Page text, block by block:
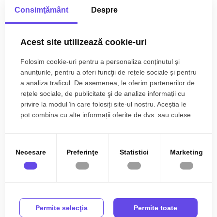
Front stradal:
An renovare: 2015
Structura rezistenta: Caramida
Regim inaltime:
Mai multe caracteristici
Descriere
Doresti sa te muti intr-o zona mai linistita si retrasa?
TABOO Imobiliare iti propune aceasta casa de vanzare cu
3 camere in Sura Mica. Casa de vanzare din Sura Mica
este o casa de tip case insiruite, cu un regim de inaltime
Parter + Mansarda.
~ Pod depozitare.
centrala proprie, calorifere.
Suprafata construita a casei este de 140 mp, suprafata
Consimţământ Despre
Acest site utilizează cookie-uri
Folosim cookie-uri pentru a personaliza conținutul și
anunțurile, pentru a oferi funcţii de rețele sociale și pentru
a analiza traficul. De asemenea, le oferim partenerilor de
rețele sociale, de publicitate şi de analize informații cu
privire la modul în care folosiți site-ul nostru. Aceștia le
pot combina cu alte informații oferite de dvs. sau culese
Necesare Preferinţe Statistici Marketing
Permite selecţia Permite toate